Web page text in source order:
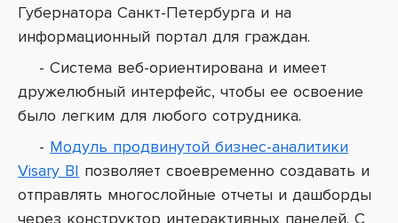
Губернатора Санкт-Петербурга и на
информационный портал для граждан.
- Система веб-ориентирована и имеет
дружелюбный интерфейс, чтобы ее освоение
было легким для любого сотрудника.
- Модуль продвинутой бизнес-аналитики
Visary BI позволяет своевременно создавать и
отправлять многослойные отчеты и дашборды
через конструктор интерактивных панелей. С